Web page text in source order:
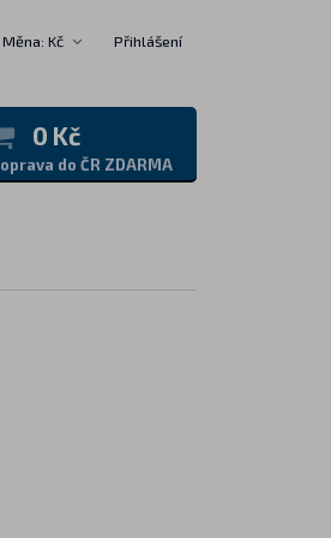
Měna: Kč Přihlášení
0 Kč
do ČR ZDARMA